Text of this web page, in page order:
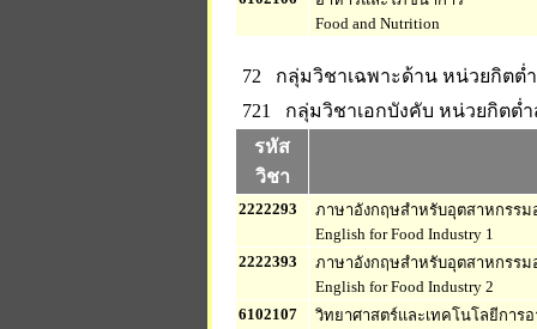
Food and Nutrition
72 กลุ่มวิชาเฉพาะด้าน หน่วยกิตต่ำ
721 กลุ่มวิชาเอกบังคับ หน่วยกิตต่ำ
รหัส
วิชา
2222293
ภาษาอังกฤษสำหรับอุตสาหกรรม
English for Food Industry 1
2222393
ภาษาอังกฤษสำหรับอุตสาหกรรม
English for Food Industry 2
6102107
วิทยาศาสตร์และเทคโนโลยีการอ